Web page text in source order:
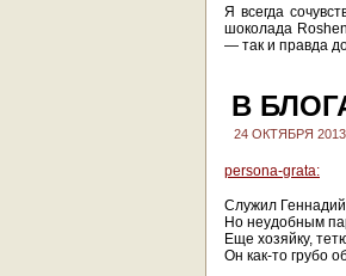
Я всегда
шоколада
— так и правда
В
24 ОКТЯБРЯ 2013
persona-grata:
Служил
Но неудобным
Еще хозяйку,
Он как-то грубо